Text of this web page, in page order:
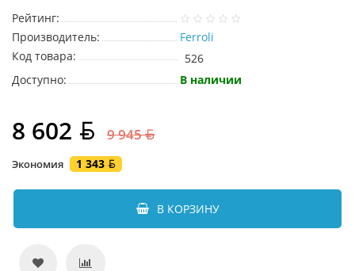
Рейтинг:
Производитель:
Ferroli
Код товара:
526
Доступно:
В наличии
8 602 9 945
Экономия 1 343
В КОРЗИНУ